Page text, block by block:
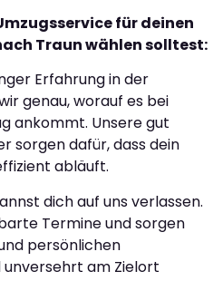
für deinen
Traun wählen solltest:
Erfahrung in der
genau, worauf es bei
ankommt. Unsere gut
sorgen dafür, dass dein
abläuft.
dich auf uns verlassen.
Termine und sorgen
persönlichen
am Zielort